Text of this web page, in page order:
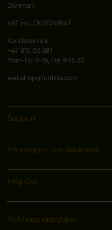
Denmark
VAT no.: DK15049847
Kundeservice
+47 815 03 681
Man-Tor 9-16, Fre 9-15:30
webshop@harkila.com
Support
Informasjon om Selskapet
Følg Oss
Hold deg oppdatert